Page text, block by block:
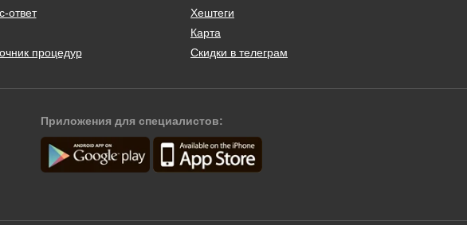
ответ
процедур
Хештеги
Карта
Скидки в телеграм
Приложения для специалистов: